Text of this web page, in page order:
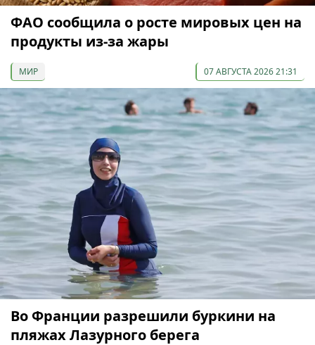
ФАО сообщила о росте мировых цен на
продукты из-за жары
МИР 07 АВГУСТА 2026 21:31
Во Франции разрешили буркини на
пляжах Лазурного берега